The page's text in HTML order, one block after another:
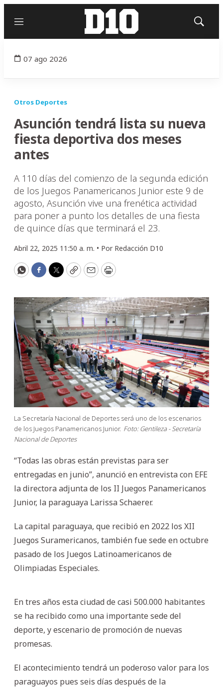
Menú
Mostrar
07 ago 2026
Otros Deportes
Asunción tendrá lista su nueva
fiesta deportiva dos meses
antes
A 110 días del comienzo de la segunda edición
de los Juegos Panamericanos Junior este 9 de
agosto, Asunción vive una frenética actividad
para poner a punto los detalles de una fiesta
de quince días que terminará el 23.
Abril 22, 2025 11:50 a. m. • Por Redacción D10
WhatsApp
Facebook
Twitter
CopyEmailPrint
La Secretaría Nacional de Deportes será uno de los escenarios
de los Juegos Panamericanos Junior. Foto: Gentileza - Secretaría
Nacional de Deportes
“Todas las obras están previstas para ser
entregadas en junio”, anunció en entrevista con EFE
la directora adjunta de los II Juegos Panamericanos
Junior, la paraguaya Larissa Schaerer.
La capital paraguaya, que recibió en 2022 los XII
Juegos Suramericanos, también fue sede en octubre
pasado de los Juegos Latinoamericanos de
Olimpiadas Especiales.
En tres años esta ciudad de casi 500.000 habitantes
se ha recibido como una importante sede del
deporte, y escenario de promoción de nuevas
promesas.
El acontecimiento tendrá un poderoso valor para los
paraguayos pues seis días después de la